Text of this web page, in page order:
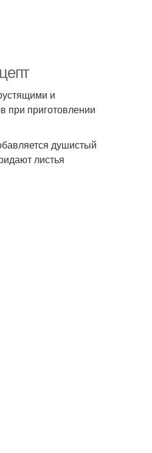
и
при приготовлении
душистый
листья